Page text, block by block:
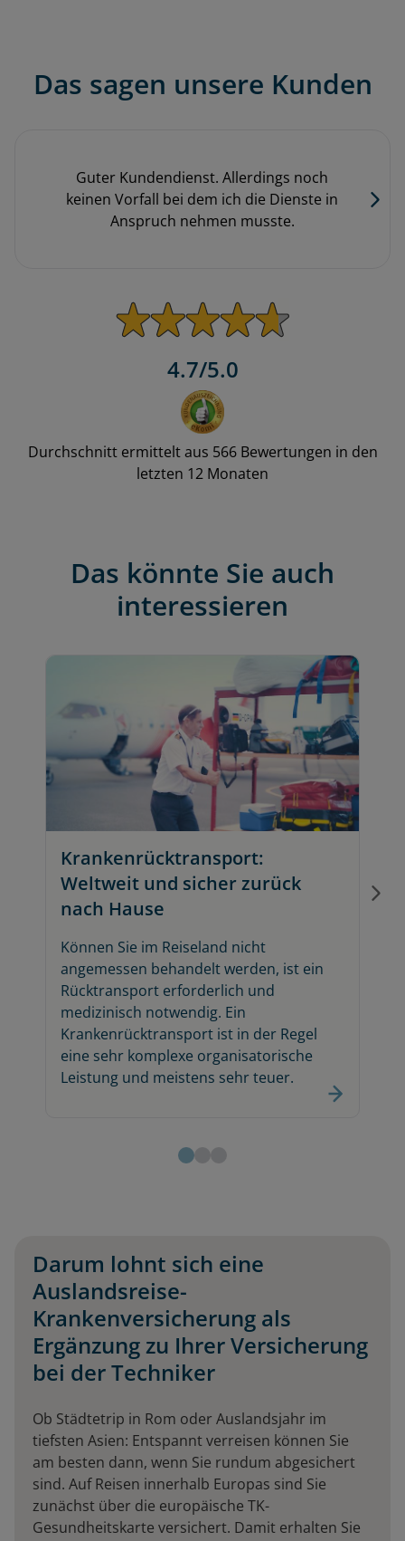
Das sagen unsere Kunden
Guter Kundendienst. Allerdings noch
keinen Vorfall bei dem ich die Dienste in
Anspruch nehmen musste.
4.7/5.0
Durchschnitt ermittelt aus 566 Bewertungen in den
letzten 12 Monaten
Das könnte Sie auch
interessieren
Krankenrücktransport:
Weltweit und sicher zurück
nach Hause
Können Sie im Reiseland nicht
angemessen behandelt werden, ist ein
Rücktransport erforderlich und
medizinisch notwendig. Ein
Krankenrücktransport ist in der Regel
eine sehr komplexe organisatorische
Leistung und meistens sehr teuer.
Darum lohnt sich eine
Auslandsreise-
Krankenversicherung als
Ergänzung zu Ihrer Versicherung
bei der Techniker
Ob Städtetrip in Rom oder Auslandsjahr im
tiefsten Asien: Entspannt verreisen können Sie
am besten dann, wenn Sie rundum abgesichert
sind. Auf Reisen innerhalb Europas sind Sie
zunächst über die europäische TK-
Gesundheitskarte versichert. Damit erhalten Sie